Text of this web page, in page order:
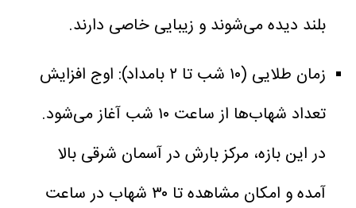
بلند دیده می‌شوند و زیبایی خاصی دارند.
زمان طلایی (۱۰ شب تا ۲ بامداد): اوج افزایش
تعداد شهاب‌ها از ساعت ۱۰ شب آغاز می‌شود.
در این بازه، مرکز بارش در آسمان شرقی بالا
آمده و امکان مشاهده تا ۳۰ شهاب در ساعت